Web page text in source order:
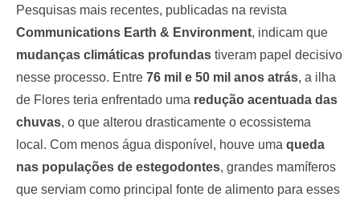
Pesquisas mais recentes, publicadas na revista
Communications Earth & Environment, indicam que
mudanças climáticas profundas tiveram papel decisivo
nesse processo. Entre 76 mil e 50 mil anos atrás, a ilha
de Flores teria enfrentado uma redução acentuada das
chuvas, o que alterou drasticamente o ecossistema
local. Com menos água disponível, houve uma queda
nas populações de estegodontes, grandes mamíferos
que serviam como principal fonte de alimento para esses